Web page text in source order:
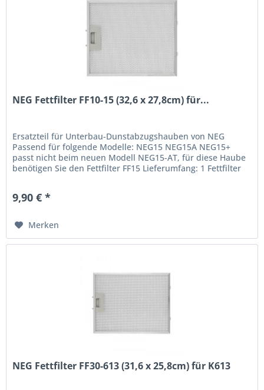
NEG Fettfilter FF10-15 (32,6 x 27,8cm) für...
Ersatzteil für Unterbau-Dunstabzugshauben von NEG
Passend für folgende Modelle: NEG15 NEG15A NEG15+
passt nicht beim neuen Modell NEG15-AT, für diese Haube
benötigen Sie den Fettfilter FF15 Lieferumfang: 1 Fettfilter
9,90 € *
Merken
NEG Fettfilter FF30-613 (31,6 x 25,8cm) für K613